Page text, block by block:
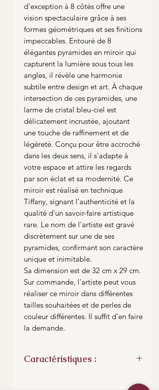
d'exception à 8 côtés offre une
vision spectaculaire grâce à ses
formes géométriques et ses finitions
impeccables. Entouré de 8
élégantes pyramides en miroir qui
capturent la lumière sous tous les
angles, il révèle une harmonie
subtile entre design et art. À chaque
intersection de ces pyramides, une
larme de cristal bleu-ciel est
délicatement incrustée, ajoutant
une touche de raffinement et de
légèreté. Conçu pour être accroché
dans les deux sens, il s'adapte à
votre espace et attire les regards
par son éclat et sa modernité. Ce
miroir est réalisé en technique
Tiffany, signant l’authenticité et la
qualité d'un savoir-faire artistique
rare. Le nom de l'artiste est gravé
discrètement sur une de ses
pyramides, confirmant son caractère
unique et inimitable.
Sa dimension est de 32 cm x 29 cm.
Sur commande, l'artiste peut vous
réaliser ce miroir dans différentes
tailles souhaitées et de perles de
couleur différentes. Il suffit d'en faire
la demande.
Caractéristiques :